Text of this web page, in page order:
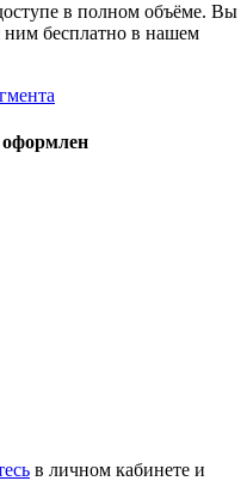
в полном объёме. Вы
ним бесплатно в нашем
оформлен
в личном кабинете и